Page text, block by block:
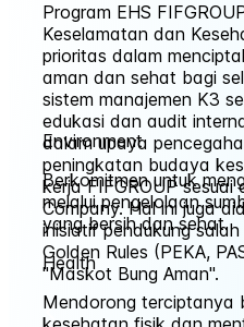
Program EHS
Keselamatan dan
prioritas dalam
aman dan sehat bagi
sistem manajemen K3
edukasi dan audit
dalam upaya
peningkatan budaya
kerja FIFGROUP
Company. Hal ini juga
inisiatif pendukung
Golden Rules (PEKA,
"Maskot Bung Aman".
Environment
Berkomitmen untuk
melalui pengelolaan
yang bersih dan sehat.
Health
Mendorong terciptanya